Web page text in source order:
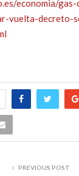
economia/
vuelta-decreto-
PREVIOUS POST